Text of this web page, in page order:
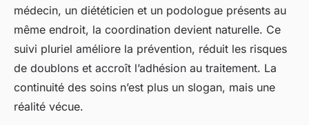
médecin, un diététicien et un podologue présents au
même endroit, la coordination devient naturelle. Ce
suivi pluriel améliore la prévention, réduit les risques
de doublons et accroît l’adhésion au traitement. La
continuité des soins n’est plus un slogan, mais une
réalité vécue.